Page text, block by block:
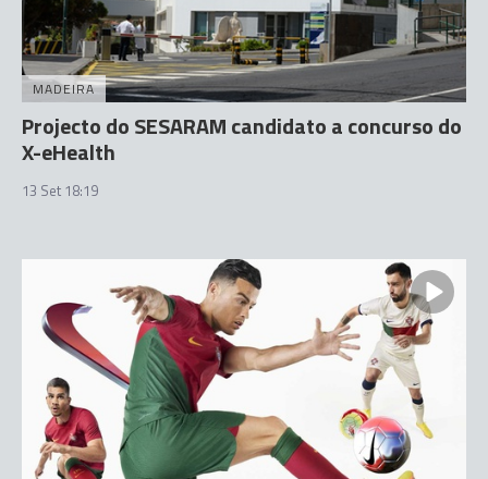
MADEIRA
Projecto do SESARAM candidato a concurso do
X-eHealth
13 Set 18:19